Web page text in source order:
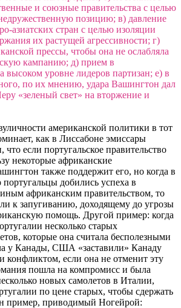
и союзные правительства с целью
недружественную позицию; в) давление
азиатских стран с целью изоляции
их растущей агрессивности; г)
прессы, чтобы она не ослабляла
кампанию; д) прием в
высоком уровне лидеров партизан; е) в
по их мнению, удара Вашингтон дал
«зеленый свет» на вторжение и
американской политики в тот
как в Лиссабоне эмиссары
если португальское правительство
некоторые африканские
также поддержит его, но когда в
добились успеха в
африканским правительством, то
к запугиванию, доходящему до угрозы
помощь. Другой пример: когда
несколько старых
которые она считала бесполезными
у Канады, США «заставили» Канаду
конфликтом, если она не отменит эту
пошла на компромисс и была
новых самолетов в Италии,
по цене старых, чтобы сдержать
пример, приводимый Ногейрой: